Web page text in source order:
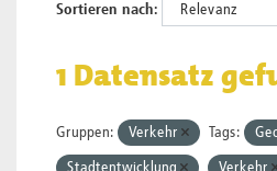
Sortieren nach
1 Datensatz
Gruppen: Verkehr Tags:
Stadtentwicklung Verkehr